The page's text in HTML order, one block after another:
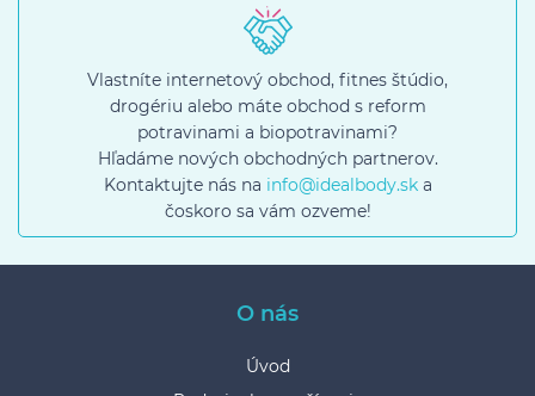
Vlastníte internetový obchod, fitnes štúdio,
drogériu alebo máte obchod s reform
potravinami a biopotravinami?
Hľadáme nových obchodných partnerov.
Kontaktujte nás na info@idealbody.ska
čoskoro sa vám ozveme!
O nás
Úvod